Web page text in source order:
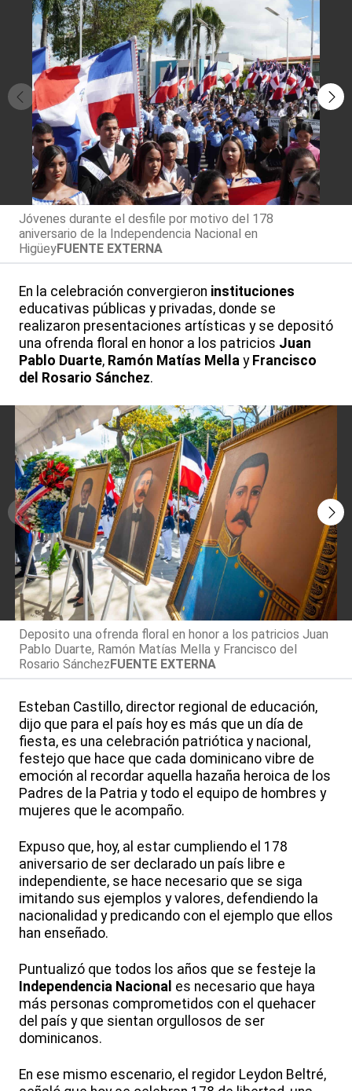
Jóvenes durante el desfile por motivo del 178
aniversario de la Independencia Nacional en
HigüeyFUENTE EXTERNA
En la celebración convergieron instituciones
educativas públicas y privadas, donde se
realizaron presentaciones artísticas y se depositó
una ofrenda floral en honor a los patricios Juan
Pablo Duarte, Ramón Matías Mella y Francisco
del Rosario Sánchez.
Deposito una ofrenda floral en honor a los patricios Juan
Pablo Duarte, Ramón Matías Mella y Francisco del
Rosario SánchezFUENTE EXTERNA
Esteban Castillo, director regional de educación,
dijo que para el país hoy es más que un día de
fiesta, es una celebración patriótica y nacional,
festejo que hace que cada dominicano vibre de
emoción al recordar aquella hazaña heroica de los
Padres de la Patria y todo el equipo de hombres y
mujeres que le acompaño.
Expuso que, hoy, al estar cumpliendo el 178
aniversario de ser declarado un país libre e
independiente, se hace necesario que se siga
imitando sus ejemplos y valores, defendiendo la
nacionalidad y predicando con el ejemplo que ellos
han enseñado.
Puntualizó que todos los años que se festeje la
Independencia Nacional es necesario que haya
más personas comprometidos con el quehacer
del país y que sientan orgullosos de ser
dominicanos.
En ese mismo escenario, el regidor Leydon Beltré,